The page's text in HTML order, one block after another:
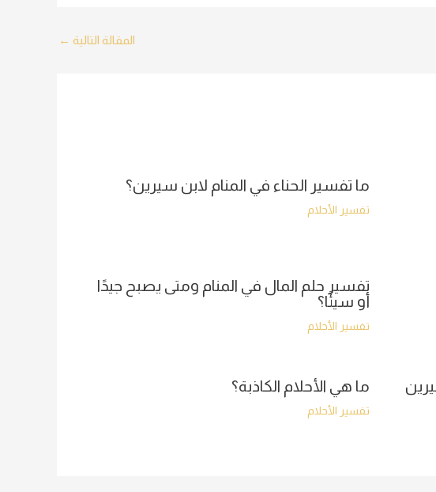
المقالة التالية ←
ما تفسير الحناء في المنام لابن سيرين؟
تفسير الأحلام
تفسير حلم المال في المنام ومتى يصبح جيدًا
أو سيئًا؟
تفسير الأحلام
ما هي الأحلام الكاذبة؟
تفسير الأحلام